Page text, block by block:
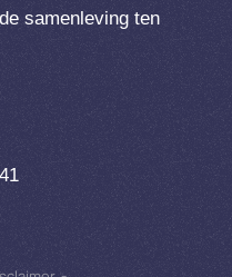
samenleving ten